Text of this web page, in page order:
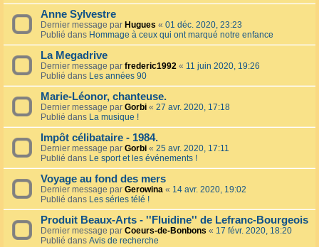
Anne Sylvestre
Dernier message par Hugues « 01 déc. 2020, 23:23
Publié dans Hommage à ceux qui ont marqué notre enfance
La Megadrive
Dernier message par frederic1992 « 11 juin 2020, 19:26
Publié dans Les années 90
Marie-Léonor, chanteuse.
Dernier message par Gorbi « 27 avr. 2020, 17:18
Publié dans La musique !
Impôt célibataire - 1984.
Dernier message par Gorbi « 25 avr. 2020, 17:11
Publié dans Le sport et les événements !
Voyage au fond des mers
Dernier message par Gerowina « 14 avr. 2020, 19:02
Publié dans Les séries télé !
Produit Beaux-Arts - ''Fluidine'' de Lefranc-Bourgeois
Dernier message par Coeurs-de-Bonbons « 17 févr. 2020, 18:20
Publié dans Avis de recherche